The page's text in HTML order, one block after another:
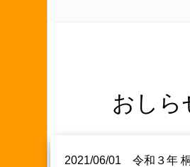
おしら
2021/06/01 令和３年